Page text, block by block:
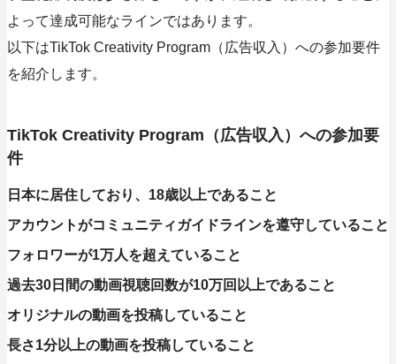
よって達成可能なラインではあります。
以下はTikTok Creativity Program（広告収入）への参加要件
を紹介します。
TikTok Creativity Program（広告収入）への参加要
件
日本に居住しており、18歳以上であること
アカウントがコミュニティガイドラインを遵守していること
フォロワーが1万人を超えていること
過去30日間の動画視聴回数が10万回以上であること
オリジナルの動画を投稿していること
長さ1分以上の動画を投稿していること